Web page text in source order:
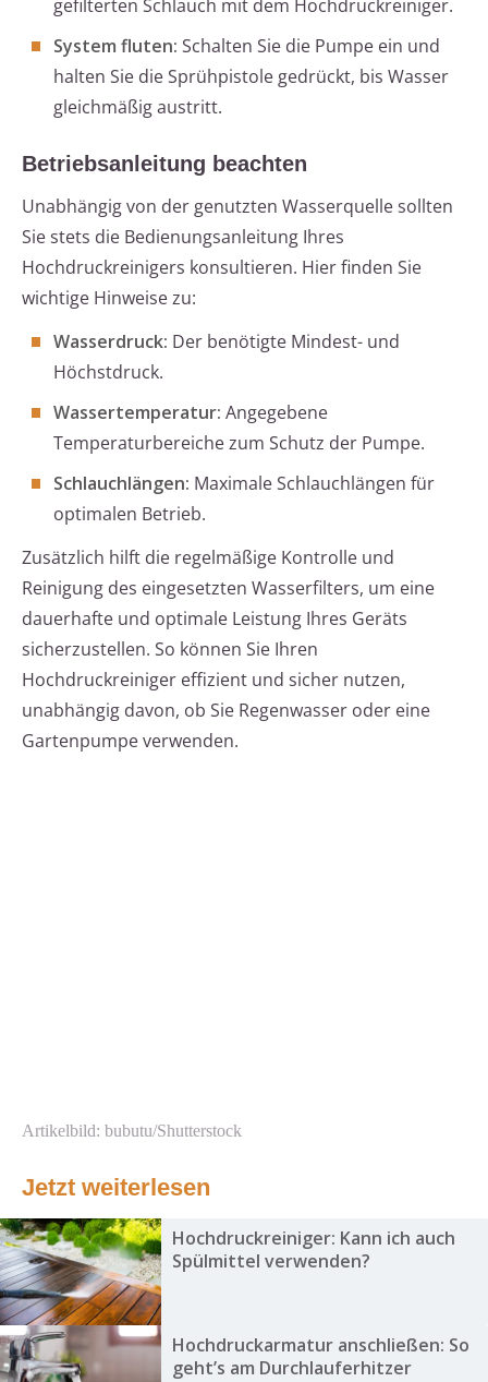
gefilterten Schlauch mit dem Hochdruckreiniger.
System fluten: Schalten Sie die Pumpe ein und
halten Sie die Sprühpistole gedrückt, bis Wasser
gleichmäßig austritt.
Betriebsanleitung beachten
Unabhängig von der genutzten Wasserquelle sollten
Sie stets die Bedienungsanleitung Ihres
Hochdruckreinigers konsultieren. Hier finden Sie
wichtige Hinweise zu:
Wasserdruck: Der benötigte Mindest- und
Höchstdruck.
Wassertemperatur: Angegebene
Temperaturbereiche zum Schutz der Pumpe.
Schlauchlängen: Maximale Schlauchlängen für
optimalen Betrieb.
Zusätzlich hilft die regelmäßige Kontrolle und
Reinigung des eingesetzten Wasserfilters, um eine
dauerhafte und optimale Leistung Ihres Geräts
sicherzustellen. So können Sie Ihren
Hochdruckreiniger effizient und sicher nutzen,
unabhängig davon, ob Sie Regenwasser oder eine
Gartenpumpe verwenden.
Artikelbild: bubutu/Shutterstock
Jetzt weiterlesen
Hochdruckreiniger: Kann ich auch
Spülmittel verwenden?
Hochdruckarmatur anschließen: So
geht’s am Durchlauferhitzer